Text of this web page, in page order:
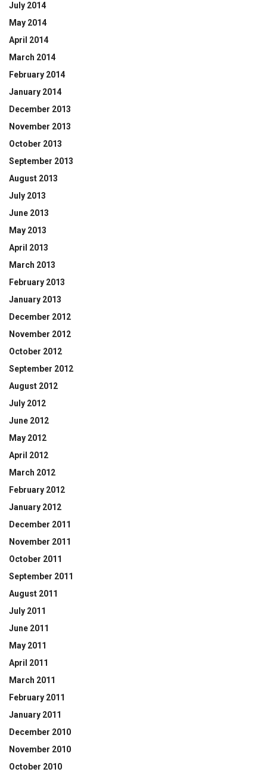
July 2014
May 2014
April 2014
March 2014
February 2014
January 2014
December 2013
November 2013
October 2013
September 2013
August 2013
July 2013
June 2013
May 2013
April 2013
March 2013
February 2013
January 2013
December 2012
November 2012
October 2012
September 2012
August 2012
July 2012
June 2012
May 2012
April 2012
March 2012
February 2012
January 2012
December 2011
November 2011
October 2011
September 2011
August 2011
July 2011
June 2011
May 2011
April 2011
March 2011
February 2011
January 2011
December 2010
November 2010
October 2010